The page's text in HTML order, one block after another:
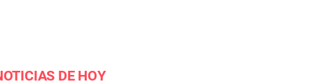
DE HOY